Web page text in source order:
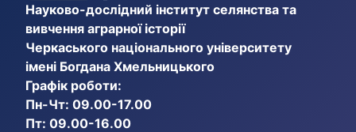
Науково-дослідний інститут селянства та
вивчення аграрної історії
Черкаського національного університету
імені Богдана Хмельницького
Графік роботи:
Пн-Чт: 09.00-17.00
Пт: 09.00-16.00